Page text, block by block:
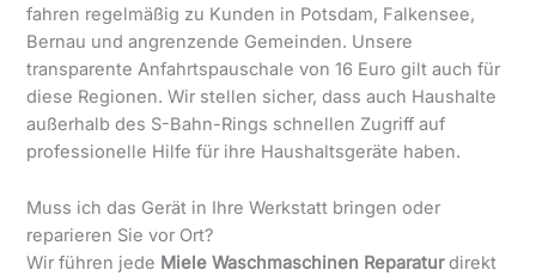
fahren regelmäßig zu Kunden in Potsdam, Falkensee,
Bernau und angrenzende Gemeinden. Unsere
transparente Anfahrtspauschale von 16 Euro gilt auch für
diese Regionen. Wir stellen sicher, dass auch Haushalte
außerhalb des S-Bahn-Rings schnellen Zugriff auf
professionelle Hilfe für ihre Haushaltsgeräte haben.
Muss ich das Gerät in Ihre Werkstatt bringen oder
reparieren Sie vor Ort?
Wir führen jede Miele Waschmaschinen Reparaturdirekt